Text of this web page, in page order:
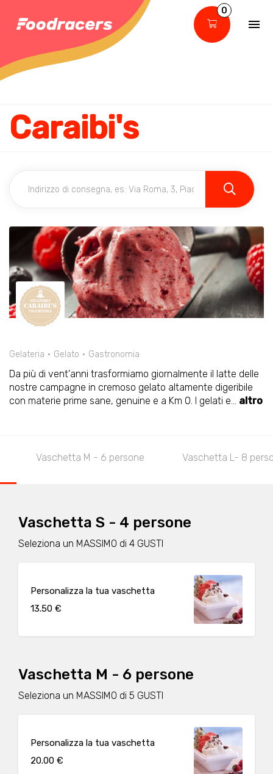
0
Caraibi's
Gelateria Gelato Gastronomia
Da più di vent'anni trasformiamo giornalmente il latte delle
nostre campagne in cremoso gelato altamente digeribile
con materie prime sane, genuine e a Km 0. I gelati e... altro
Vaschetta M - 6 persone Vaschetta L- 8
Vaschetta S - 4 persone
Seleziona un MASSIMO di 4 GUSTI
Personalizza la tua vaschetta
13.50 €
Vaschetta M - 6 persone
Seleziona un MASSIMO di 5 GUSTI
Personalizza la tua vaschetta
20.00 €